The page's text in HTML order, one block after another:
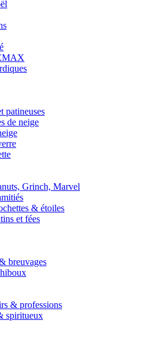
patineuses
de neige
Grinch, Marvel
& étoiles
et fées
breuvages
& professions
spiritueux